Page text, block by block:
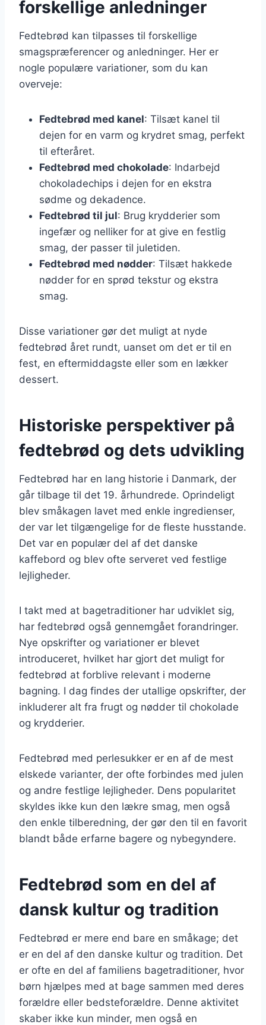
forskellige anledninger
Fedtebrød kan tilpasses til forskellige
smagspræferencer og anledninger. Her er
nogle populære variationer, som du kan
overveje:
Fedtebrød med kanel: Tilsæt kanel til
dejen for en varm og krydret smag, perfekt
til efteråret.
Fedtebrød med chokolade: Indarbejd
chokoladechips i dejen for en ekstra
sødme og dekadence.
Fedtebrød til jul: Brug krydderier som
ingefær og nelliker for at give en festlig
smag, der passer til juletiden.
Fedtebrød med nødder: Tilsæt hakkede
nødder for en sprød tekstur og ekstra
smag.
Disse variationer gør det muligt at nyde
fedtebrød året rundt, uanset om det er til en
fest, en eftermiddagste eller som en lækker
dessert.
Historiske perspektiver på
fedtebrød og dets udvikling
Fedtebrød har en lang historie i Danmark, der
går tilbage til det 19. århundrede. Oprindeligt
blev småkagen lavet med enkle ingredienser,
der var let tilgængelige for de fleste husstande.
Det var en populær del af det danske
kaffebord og blev ofte serveret ved festlige
lejligheder.
I takt med at bagetraditioner har udviklet sig,
har fedtebrød også gennemgået forandringer.
Nye opskrifter og variationer er blevet
introduceret, hvilket har gjort det muligt for
fedtebrød at forblive relevant i moderne
bagning. I dag findes der utallige opskrifter, der
inkluderer alt fra frugt og nødder til chokolade
og krydderier.
Fedtebrød med perlesukker er en af de mest
elskede varianter, der ofte forbindes med julen
og andre festlige lejligheder. Dens popularitet
skyldes ikke kun den lækre smag, men også
den enkle tilberedning, der gør den til en favorit
blandt både erfarne bagere og nybegyndere.
Fedtebrød som en del af
dansk kultur og tradition
Fedtebrød er mere end bare en småkage; det
er en del af den danske kultur og tradition. Det
er ofte en del af familiens bagetraditioner, hvor
børn hjælpes med at bage sammen med deres
forældre eller bedsteforældre. Denne aktivitet
skaber ikke kun minder, men også en